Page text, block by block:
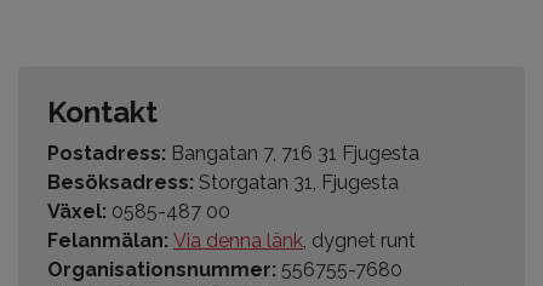
Kontakt
Postadress: Bangatan 7, 716 31 Fjugesta
Besöksadress: Storgatan 31, Fjugesta
Växel: 0585-487 00
Felanmälan: Via denna länk, dygnet runt
Organisationsnummer: 556755-7680